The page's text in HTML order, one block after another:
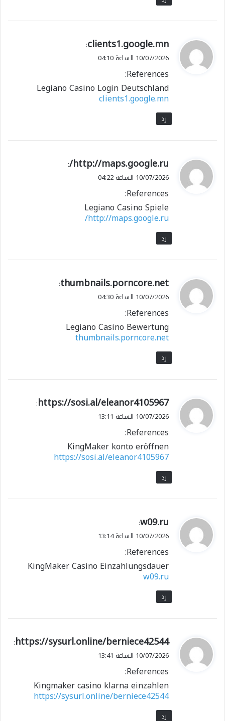
ي
ق
ل
clients1.google.mn
:
10/07/2026 الساعة 04:10
References:
Legiano Casino Login Deutschland
clients1.google.mn
رد
ي
ق
ل
http://maps.google.ru/
:
10/07/2026 الساعة 04:22
References:
Legiano Casino Spiele
http://maps.google.ru/
رد
ي
ق
ل
thumbnails.porncore.net
:
10/07/2026 الساعة 04:30
References:
Legiano Casino Bewertung
thumbnails.porncore.net
رد
ي
ق
ل
https://sosi.al/eleanor4105967
:
10/07/2026 الساعة 13:11
References:
KingMaker konto eröffnen
https://sosi.al/eleanor4105967
رد
ي
ق
ل
w09.ru
:
10/07/2026 الساعة 13:14
References:
KingMaker Casino Einzahlungsdauer
w09.ru
رد
ي
ق
ل
https://sysurl.online/berniece42544
:
10/07/2026 الساعة 13:41
References:
Kingmaker casino klarna einzahlen
https://sysurl.online/berniece42544
رد